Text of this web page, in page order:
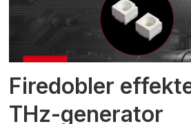
Firedobler
THz-generator